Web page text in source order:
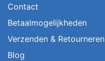
Contact
Betaalmogelijkheden
Verzenden & Retourneren
Blog